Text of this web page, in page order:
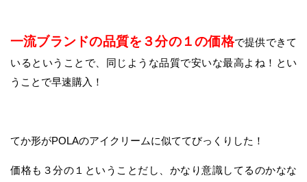
一流ブランドの品質を３分の１の価格で提供できて
いるということで、同じような品質で安いな最高よね！とい
うことで早速購入！
てか形がPOLAのアイクリームに似ててびっくりした！
価格も３分の１ということだし、かなり意識してるのかなな